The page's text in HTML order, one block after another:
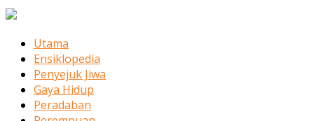
Utama
Ensiklopedia
Penyejuk Jiwa
Gaya Hidup
Peradaban